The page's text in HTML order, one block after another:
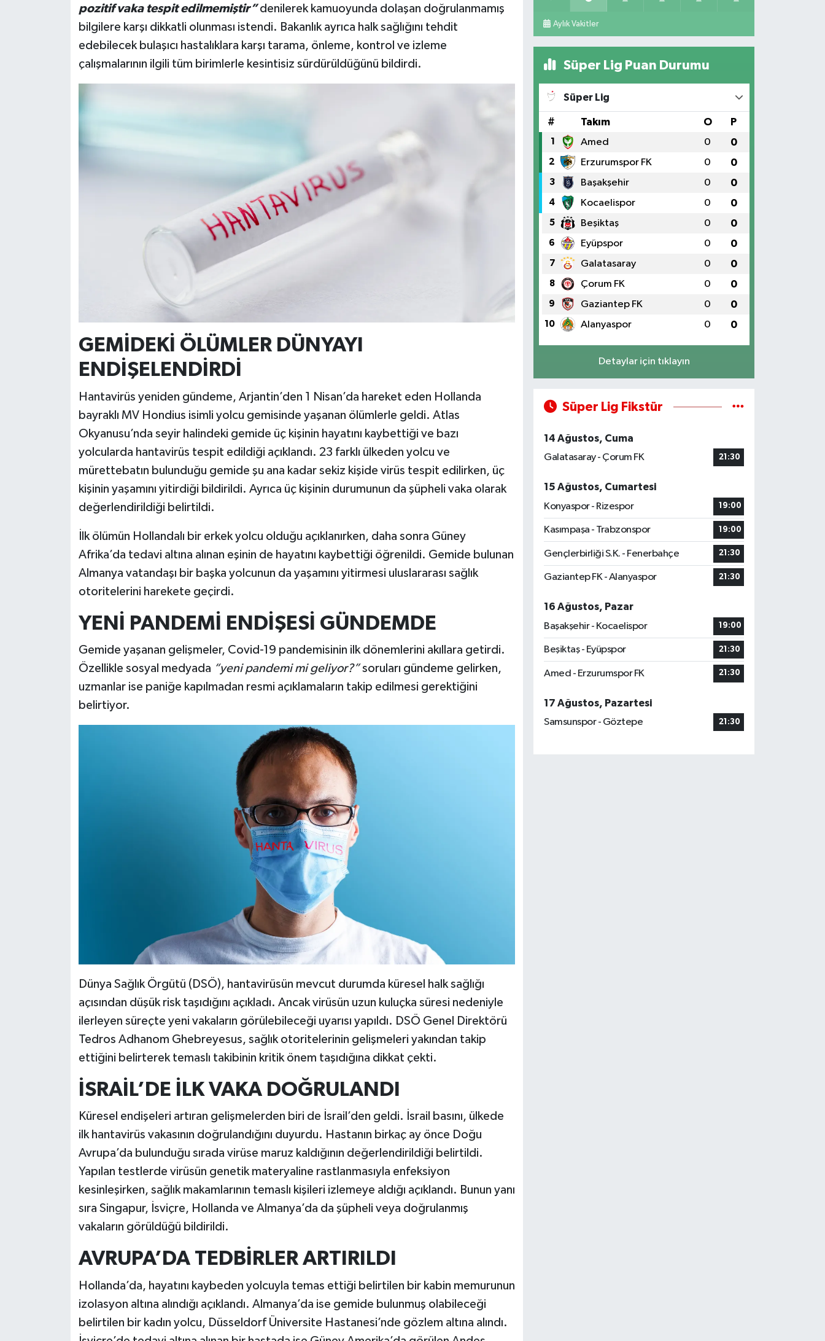
pozitif vaka tespit edilmemiştir”denilerek kamuoyunda dolaşan doğrulanmamış
bilgilere karşı dikkatli olunması istendi. Bakanlık ayrıca halk sağlığını tehdit
edebilecek bulaşıcı hastalıklara karşı tarama, önleme, kontrol ve izleme
çalışmalarının ilgili tüm birimlerle kesintisiz sürdürüldüğünü bildirdi.
GEMİDEKİ ÖLÜMLER DÜNYAYI
ENDİŞELENDİRDİ
Hantavirüs yeniden gündeme, Arjantin’den 1 Nisan’da hareket eden Hollanda
bayraklı MV Hondius isimli yolcu gemisinde yaşanan ölümlerle geldi. Atlas
Okyanusu’nda seyir halindeki gemide üç kişinin hayatını kaybettiği ve bazı
yolcularda hantavirüs tespit edildiği açıklandı. 23 farklı ülkeden yolcu ve
mürettebatın bulunduğu gemide şu ana kadar sekiz kişide virüs tespit edilirken, üç
kişinin yaşamını yitirdiği bildirildi. Ayrıca üç kişinin durumunun da şüpheli vaka olarak
değerlendirildiği belirtildi.
İlk ölümün Hollandalı bir erkek yolcu olduğu açıklanırken, daha sonra Güney
Afrika’da tedavi altına alınan eşinin de hayatını kaybettiği öğrenildi. Gemide bulunan
Almanya vatandaşı bir başka yolcunun da yaşamını yitirmesi uluslararası sağlık
otoritelerini harekete geçirdi.
YENİ PANDEMİ ENDİŞESİ GÜNDEMDE
Gemide yaşanan gelişmeler, Covid-19 pandemisinin ilk dönemlerini akıllara getirdi.
Özellikle sosyal medyada “yeni pandemi mi geliyor?”soruları gündeme gelirken,
uzmanlar ise paniğe kapılmadan resmi açıklamaların takip edilmesi gerektiğini
belirtiyor.
Dünya Sağlık Örgütü (DSÖ), hantavirüsün mevcut durumda küresel halk sağlığı
açısından düşük risk taşıdığını açıkladı. Ancak virüsün uzun kuluçka süresi nedeniyle
ilerleyen süreçte yeni vakaların görülebileceği uyarısı yapıldı. DSÖ Genel Direktörü
Tedros Adhanom Ghebreyesus, sağlık otoritelerinin gelişmeleri yakından takip
ettiğini belirterek temaslı takibinin kritik önem taşıdığına dikkat çekti.
İSRAİL’DE İLK VAKA DOĞRULANDI
Küresel endişeleri artıran gelişmelerden biri de İsrail’den geldi. İsrail basını, ülkede
ilk hantavirüs vakasının doğrulandığını duyurdu. Hastanın birkaç ay önce Doğu
Avrupa’da bulunduğu sırada virüse maruz kaldığının değerlendirildiği belirtildi.
Yapılan testlerde virüsün genetik materyaline rastlanmasıyla enfeksiyon
kesinleşirken, sağlık makamlarının temaslı kişileri izlemeye aldığı açıklandı. Bunun yanı
sıra Singapur, İsviçre, Hollanda ve Almanya’da da şüpheli veya doğrulanmış
vakaların görüldüğü bildirildi.
AVRUPA’DA TEDBİRLER ARTIRILDI
Hollanda’da, hayatını kaybeden yolcuyla temas ettiği belirtilen bir kabin memurunun
izolasyon altına alındığı açıklandı. Almanya’da ise gemide bulunmuş olabileceği
belirtilen bir kadın yolcu, Düsseldorf Üniversite Hastanesi’nde gözlem altına alındı.
Aylık Vakitler
Süper Lig Puan Durumu
Süper Lig
# Takım O P
1 Amed 0 0
2 Erzurumspor FK 0 0
3 Başakşehir 0 0
4 Kocaelispor 0 0
5 Beşiktaş 0 0
6 Eyüpspor 0 0
7 Galatasaray 0 0
8 Çorum FK 0 0
9 Gaziantep FK 0 0
10 Alanyaspor 0 0
Detaylar için tıklayın
Süper Lig Fikstür
14 Ağustos, Cuma
Galatasaray - Çorum FK
21:30
15 Ağustos, Cumartesi
Konyaspor - Rizespor
19:00
Kasımpaşa - Trabzonspor 19:00
Gençlerbirliği S.K. - Fenerbahçe 21:30
Gaziantep FK - Alanyaspor 21:30
16 Ağustos, Pazar
Başakşehir - Kocaelispor
19:00
Beşiktaş - Eyüpspor 21:30
Amed - Erzurumspor FK 21:30
17 Ağustos, Pazartesi
Samsunspor - Göztepe
21:30